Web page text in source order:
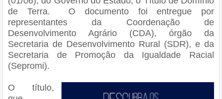
de Terra. O documento foi entregue por
representantes da Coordenação de
Desenvolvimento Agrário (CDA), órgão da
Secretaria de Desenvolvimento Rural (SDR), e da
Secretaria de Promoção da Igualdade Racial
(Sepromi).
O título,